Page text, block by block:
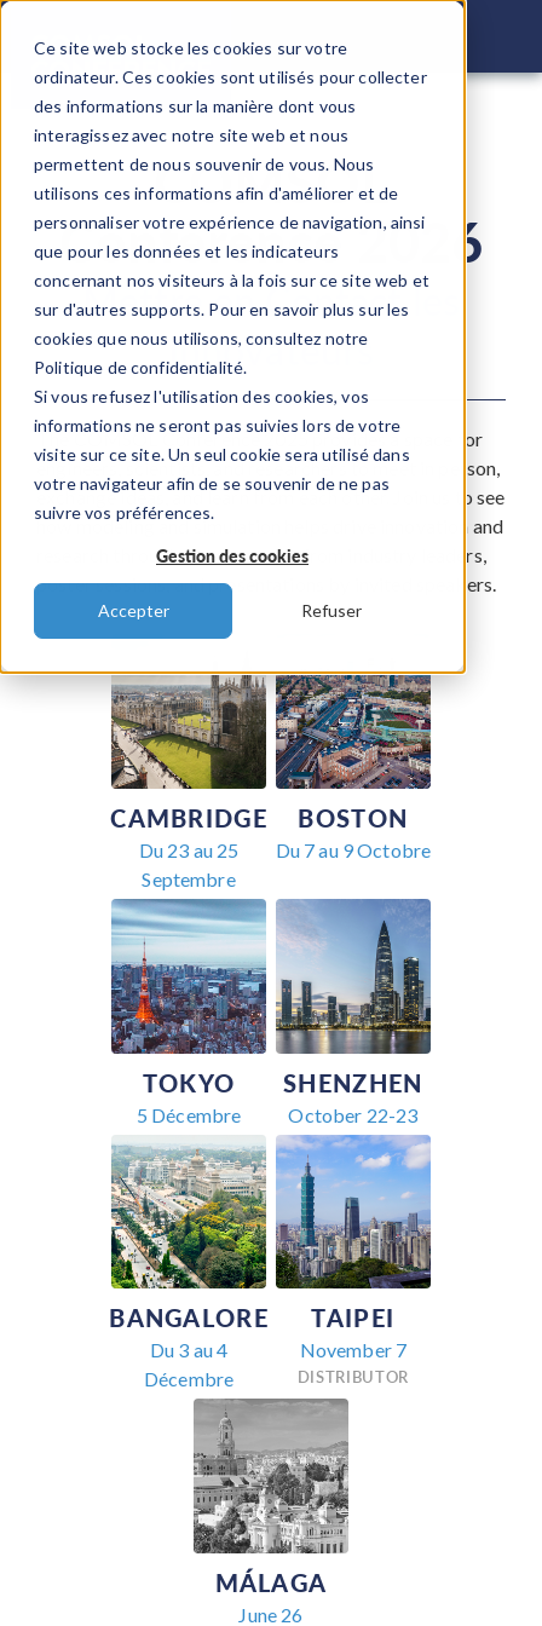
Ce site web stocke les cookies sur votre
ordinateur. Ces cookies sont utilisés pour collecter
des informations sur la manière dont vous
interagissez avec notre site web et nous
permettent de nous souvenir de vous. Nous
utilisons ces informations afin d'améliorer et de
personnaliser votre expérience de navigation, ainsi
que pour les données et les indicateurs
concernant nos visiteurs à la fois sur ce site web et
sur d'autres supports. Pour en savoir plus sur les
cookies que nous utilisons, consultez notre
Politique de confidentialité.
Si vous refusez l'utilisation des cookies, vos
informations ne seront pas suivies lors de votre
visite sur ce site. Un seul cookie sera utilisé dans
votre navigateur afin de se souvenir de ne pas
suivre vos préférences.
Gestion des cookies
Accepter Refuser
COMSOL
COMSOL
Conference 2026
Mettre en Contact les
Innovateurs
The COMSOL Conference 2025 provides a space for
engineers, scientists, and researchers to meet in person,
exchange ideas, and learn from each other. Join us to see
how modeling and simulation helps drive innovation and
research through keynote talks from industry leaders,
poster sessions, and presentations by invited speakers.
CAMBRIDGE
Du 23 au 25
Septembre
BOSTON
Du 7 au 9 Octobre
TOKYO
5 Décembre
SHENZHEN
October 22-23
BANGALORE
Du 3 au 4
Décembre
TAIPEI
November 7
DISTRIBUTOR
MÁLAGA
June 26